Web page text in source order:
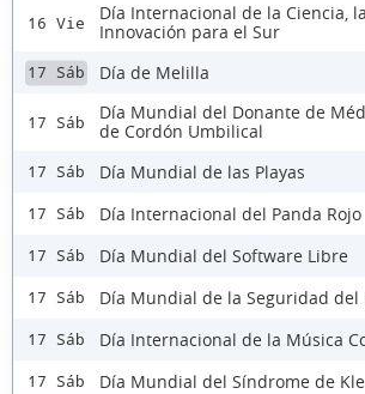
16 Vie
Día Internacional de la Ciencia,
Innovación para el Sur
17 Sáb Día de Melilla
17 Sáb
Día Mundial del Donante de
de Cordón Umbilical
17 Sáb Día Mundial de las Playas
17 Sáb Día Internacional del Panda Rojo
17 Sáb Día Mundial del Software Libre
17 Sáb Día Mundial de la Seguridad del
17 Sáb Día Internacional de la Música
17 Sáb Día Mundial del Síndrome de